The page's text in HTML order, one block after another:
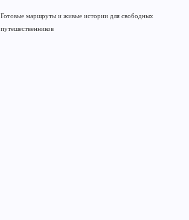
Готовые маршруты и живые истории для свободных
путешественников